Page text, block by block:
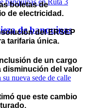
de banquinas
boletas de
de electricidad.
del ERSEP
tarifaria única.
de un cargo
disminución del valor
que este cambio